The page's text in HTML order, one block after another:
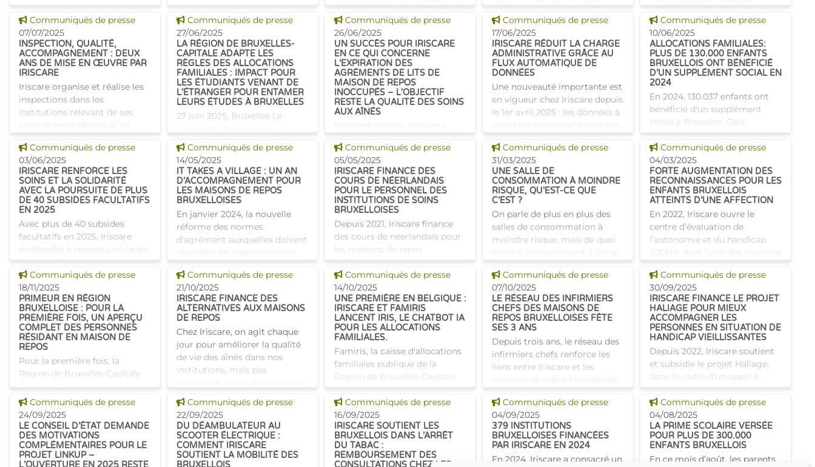
deuxième salle de
consommation à moindre
risque en Région de Bruxelles-
Capitale. Le projet vise à
répondre à la consommation
de drogu
réduite peuvent compter sur
une aide supplémentaire de
leur mutualité. En plus du
remboursement des voit
maladies, d’incapacité de
travail et de décès prématuré.
Arrêter de fumer est souvent
un défi mais avec un
accompagnement professionn
différents secteurs : la santé,
l'aide aux personnes, le n
rentrée scolaire). Un coup de
pouce pour les aider à bien
comme
Voir cette news
Communiqués de presse
07/07/2025
INSPECTION, QUALITÉ,
ACCOMPAGNEMENT : DEUX
ANS DE MISE EN ŒUVRE PAR
IRISCARE
Iriscare organise et réalise les
inspections dans les
institutions relevant de ses
compétences depuis le 1er
Accompagnement, contrôle et
qualité d'Iriscare dresse
aujourd
Voir cette news
Communiqués de presse
27/06/2025
LA RÉGION DE BRUXELLES-
CAPITALE ADAPTE LES
RÈGLES DES ALLOCATIONS
FAMILIALES : IMPACT POUR
LES ÉTUDIANTS VENANT DE
L’ÉTRANGER POUR ENTAMER
LEURS ÉTUDES À BRUXELLES
27 juin 2025, Bruxelles Le
approuvé aujourd’hui une
modification des règles
d’octroi des allocations
familiales. À partir du 1er
septembre 2025, les nouveaux
étudian
Voir cette news
Communiqués de presse
26/06/2025
UN SUCCÈS POUR IRISCARE
EN CE QUI CONCERNE
L’EXPIRATION DES
AGRÉMENTS DE LITS DE
MAISON DE REPOS
INOCCUPÉS – L’OBJECTIF
RESTE LA QUALITÉ DES SOINS
AUX AÎNÉS
Vendredi dernier, Iriscare a
victoire devant la Cour
constitutionnelle dans le
dossier des agréments expirés
pour les lits inoccupés dans les
maisons repos bruxelloises.
Voir cette news
Communiqués de presse
17/06/2025
IRISCARE RÉDUIT LA CHARGE
ADMINISTRATIVE GRÂCE AU
FLUX AUTOMATIQUE DE
DONNÉES
Une nouveauté importante est
en vigueur chez Iriscare depuis
le 1er avril 2025 : les données à
caractère personnel issues des
désormais automatiquement
transmises à
Voir cette news
Communiqués de presse
10/06/2025
ALLOCATIONS FAMILIALES:
PLUS DE 130.000 ENFANTS
BRUXELLOIS ONT BÉNÉFICIÉ
D’UN SUPPLÉMENT SOCIAL EN
2024
En 2024, 130.037 enfants ont
bénéficié d'un supplément
social à Bruxelles. Cela
représente 42,11 % des 308. 815
enfants bruxellois bénéficiant
d'allocations familiales. Des
chiffres provisoir
Voir cette news
Communiqués de presse
03/06/2025
IRISCARE RENFORCE LES
SOINS ET LA SOLIDARITÉ
AVEC LA POURSUITE DE PLUS
DE 40 SUBSIDES FACULTATIFS
EN 2025
Avec plus de 40 subsides
facultatifs en 2025, Iriscare
soutiendra à nouveau un large
éventail d’acteurs de la santé,
de CPAS et d’organisations de
la société civile grâce. Ce
soutien leur p
Voir cette news
Communiqués de presse
14/05/2025
IT TAKES A VILLAGE : UN AN
D’ACCOMPAGNEMENT POUR
LES MAISONS DE REPOS
BRUXELLOISES
En janvier 2024, la nouvelle
réforme des normes
d'agrément auxquelles doivent
répondre les établissements
adoptée par le Collège réuni.
Elle est entrée en vigue
Voir cette news
Communiqués de presse
05/05/2025
IRISCARE FINANCE DES
COURS DE NÉERLANDAIS
POUR LE PERSONNEL DES
INSTITUTIONS DE SOINS
BRUXELLOISES
Depuis 2021, Iriscare finance
des cours de néerlandais pour
les maisons de repos
bruxelloises intéressées. Forts
des résultats encourageants,
Iriscare a décidé d'étendre
cette initiative à d'
Voir cette news
Communiqués de presse
31/03/2025
UNE SALLE DE
CONSOMMATION À MOINDRE
RISQUE, QU’EST-CE QUE
C’EST ?
On parle de plus en plus des
salles de consommation à
moindre risque, mais de quoi
s'agit-il concrètement ? Cette
la qualité de vie des personnes
consommatrices de dr
Voir cette news
Communiqués de presse
04/03/2025
FORTE AUGMENTATION DES
RECONNAISSANCES POUR LES
ENFANTS BRUXELLOIS
ATTEINTS D’UNE AFFECTION
En 2022, Iriscare ouvre le
centre d’évaluation de
l’autonomie et du handicap
(CEAH) dont l'une des missions
chez les enfants bruxellois.
Iriscare dresse le bilan de
Voir cette news
Communiqués de presse
18/11/2025
PRIMEUR EN RÉGION
BRUXELLOISE : POUR LA
PREMIÈRE FOIS, UN APERÇU
COMPLET DES PERSONNES
RÉSIDANT EN MAISON DE
REPOS
Pour la première fois, la
Région de Bruxelles-Capitale
dispose d’un aperçu clair et
complet des personnes qui
séjournent aujourd’hui dans les
maisons de repos et de soins
du territoire. Les n
Voir cette news
Communiqués de presse
21/10/2025
IRISCARE FINANCE DES
ALTERNATIVES AUX MAISONS
DE REPOS
Chez Iriscare, on agit chaque
jour pour améliorer la qualité
de vie des aînés dans nos
institutions, mais pas
aussi des solutions pour
permettre à chacun de rester c
Voir cette news
Communiqués de presse
14/10/2025
UNE PREMIÈRE EN BELGIQUE :
IRISCARE ET FAMIRIS
LANCENT IRIS, LE CHATBOT IA
POUR LES ALLOCATIONS
FAMILIALES.
Famiris, la caisse d'allocations
familiales publique de la
Région de Bruxelles-Capitale
et qui fait partie d'Iriscare, a
lancé cet été le premier
chatbot IA du pays sur son site
web. Le chatbot,
Voir cette news
Communiqués de presse
07/10/2025
LE RÉSEAU DES INFIRMIERS
CHEFS DES MAISONS DE
REPOS BRUXELLOISES FÊTE
SES 3 ANS
Depuis trois ans, le réseau des
infirmiers chefs renforce les
liens entre Iriscare et les
maisons de repos bruxelloises,
pratiques et l’amélioration
continue. Ce
Voir cette news
Communiqués de presse
30/09/2025
IRISCARE FINANCE LE PROJET
HALIAGE POUR MIEUX
ACCOMPAGNER LES
PERSONNES EN SITUATION DE
HANDICAP VIEILLISSANTES
Depuis 2022, Iriscare soutient
et subsidie le projet Haliage,
dans le cadre d’un appel à
projets. Ce projet porté par le
CPAS de Bruxelles se veut une
réponse innovante pour
l'accompagnement des
Voir cette news
Communiqués de presse
24/09/2025
LE CONSEIL D’ÉTAT DEMANDE
DES MOTIVATIONS
COMPLÉMENTAIRES POUR LE
PROJET LINKUP –
L’OUVERTURE EN 2025 RESTE
Voir cette news
Communiqués de presse
22/09/2025
DU DÉAMBULATEUR AU
SCOOTER ÉLECTRIQUE :
COMMENT IRISCARE
SOUTIENT LA MOBILITÉ DES
BRUXELLOIS
Voir cette news
Communiqués de presse
16/09/2025
IRISCARE SOUTIENT LES
BRUXELLOIS DANS L’ARRÊT
DU TABAC :
REMBOURSEMENT DES
CONSULTATIONS CHEZ LES
Voir cette news
Communiqués de presse
04/09/2025
379 INSTITUTIONS
BRUXELLOISES FINANCÉES
PAR IRISCARE EN 2024
En 2024, Iriscare a consacré un
Voir cette news
Communiqués de presse
04/08/2025
LA PRIME SCOLAIRE VERSÉE
POUR PLUS DE 300.000
ENFANTS BRUXELLOIS
En ce mois d’août, les parents